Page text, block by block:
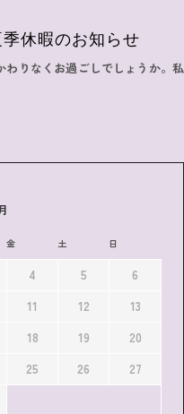
休暇のお知らせ
りなくお過ごしでしょうか。私
金 土 日
4 5
6
11 12
13
18 19
20
25 26
27